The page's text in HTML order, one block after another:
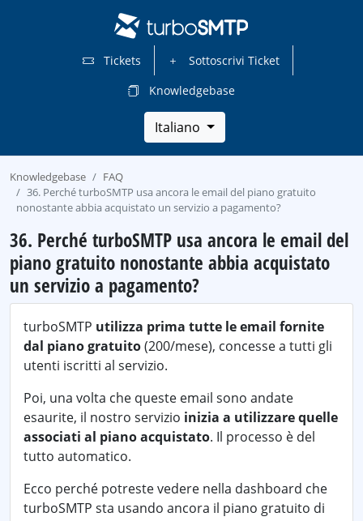
Tickets
Sottoscrivi Ticket
Knowledgebase
Italiano
Knowledgebase
FAQ
36. Perché turboSMTP usa ancora le email del piano gratuito
nonostante abbia acquistato un servizio a pagamento?
36. Perché turboSMTP usa ancora le email del
piano gratuito nonostante abbia acquistato
un servizio a pagamento?
turboSMTP utilizza prima tutte le email fornite
dal piano gratuito(200/mese), concesse a tutti gli
utenti iscritti al servizio.
Poi, una volta che queste email sono andate
esaurite, il nostro servizio inizia a utilizzare quelle
associati al piano acquistato. Il processo è del
tutto automatico.
Ecco perché potreste vedere nella dashboard che
turboSMTP sta usando ancora il piano gratuito di